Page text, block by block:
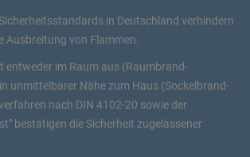
in Deutschland verhindern
Ausbreitung von Flammen.
entweder im Raum aus (Raumbrand-
unmittelbarer Nähe zum Haus (Sockelbrand-
nach DIN 4102-20 sowie der
bestätigen die Sicherheit zugelassener